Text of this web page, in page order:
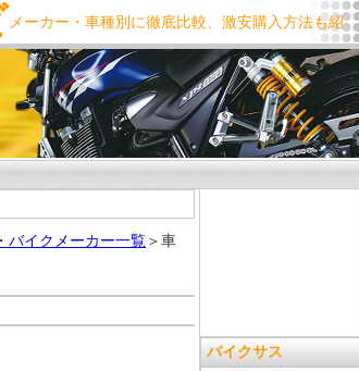
メーカー・車種別に徹底比較、激安購入方法も紹
バイクメーカー一覧＞車
バイクサス